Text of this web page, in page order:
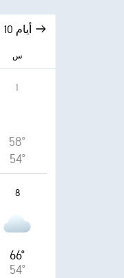
10 أيام
س
1
58°
54°
8
66°
54°